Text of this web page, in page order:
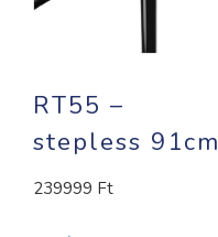
RT55 –
stepless 91cm
239999 Ft